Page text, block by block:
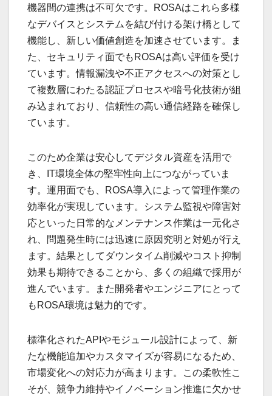
機器間の連携は不可欠です。ROSAはこれら多様
なデバイスとシステムを結び付ける架け橋として
機能し、新しい価値創造を加速させています。ま
た、セキュリティ面でもROSAは高い評価を受け
ています。情報漏洩や不正アクセスへの対策とし
て複数層にわたる認証プロセスや暗号化技術が組
み込まれており、信頼性の高い通信経路を確保し
ています。
このため企業は安心してデジタル資産を活用で
き、IT環境全体の堅牢性向上につながっていま
す。運用面でも、ROSA導入によって管理作業の
効率化が実現しています。システム監視や障害対
応といった日常的なメンテナンス作業は一元化さ
れ、問題発生時には迅速に原因究明と対処が行え
ます。結果としてダウンタイム削減やコスト抑制
効果も期待できることから、多くの組織で採用が
進んでいます。また開発者やエンジニアにとって
もROSA環境は魅力的です。
標準化されたAPIやモジュール設計によって、新
たな機能追加やカスタマイズが容易になるため、
市場変化への対応力が高まります。この柔軟性こ
そが、競争力維持やイノベーション推進に欠かせ